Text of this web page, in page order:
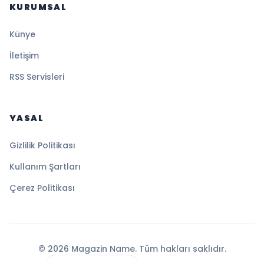
KURUMSAL
Künye
İletişim
RSS Servisleri
YASAL
Gizlilik Politikası
Kullanım Şartları
Çerez Politikası
© 2026 Magazin Name. Tüm hakları saklıdır.